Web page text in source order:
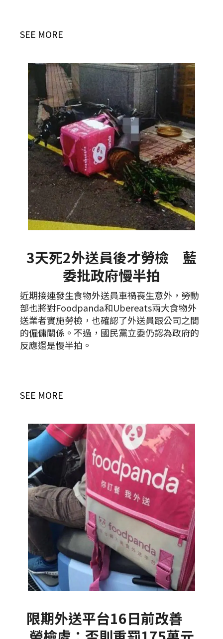
SEE MORE
3天死2外送員後才勞檢 藍
委批政府慢半拍
近期接連發生食物外送員車禍喪生意外，勞動
部也將對Foodpanda和Ubereats兩大食物外
送業者實施勞檢，也確認了外送員跟公司之間
的僱傭關係。不過，國民黨立委仍認為政府的
反應還是慢半拍。
SEE MORE
限期外送平台16日前改善